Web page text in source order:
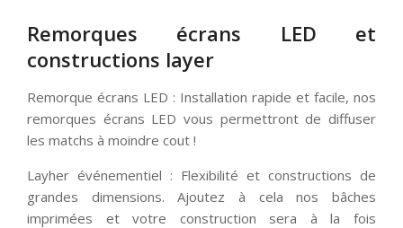
Remorques écrans LED et
constructions layer
Remorque écrans LED : Installation rapide et facile, nos
remorques écrans LED vous permettront de diffuser
les matchs à moindre cout !
Layher événementiel : Flexibilité et constructions de
grandes dimensions. Ajoutez à cela nos bâches
imprimées et votre construction sera à la fois